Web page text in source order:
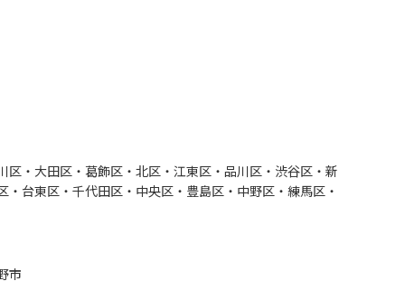
区・大田区・葛飾区・北区・江東区・品川区・渋谷区・新
・台東区・千代田区・中央区・豊島区・中野区・練馬区・
市